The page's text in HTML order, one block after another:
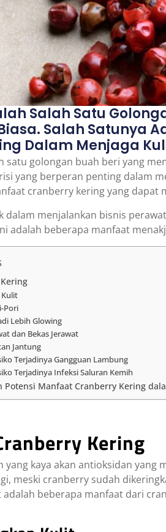
Salah Satu
Salah Satunya
Dalam Menjaga
satu golongan buah beri yang
yang berperan penting dalam
cranberry kering yang dapat
dalam menjalankan bisnis
adalah beberapa manfaat
Kulit
Pori
Lebih Glowing
dan Bekas Jerawat
Jantung
Terjadinya Gangguan Lambung
Terjadinya Infeksi Saluran Kemih
Potensi Manfaat Cranberry Kering
Kering
yang kaya akan antioksidan
meski cranberry sudah
adalah beberapa manfaat dari